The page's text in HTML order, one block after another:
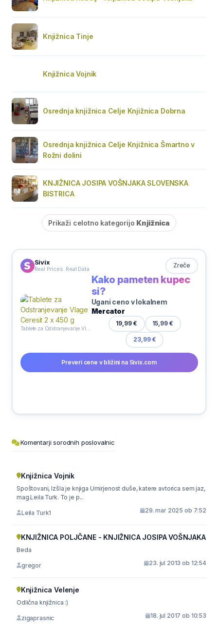
Knjižnica Tinje
Knjižnica Vojnik
Osrednja knjižnica Celje Knjižnica Dobrna
Osrednja knjižnica Celje Knjižnica Šmartno v
Rožni dolini
KNJIŽNICA JOSIPA VOŠNJAKA SLOVENSKA
BISTRICA
Prikaži celotno kategorijo Knjižnica
Sivix
Real Prices. Real Data Zreče
Kako pameten kupec
si?
Ugani ceno v lokalnem
Mercator
19,99 € 15,99 €
23,99 €
Preveri cene v bližini na Sivix.com
Komentarji sorodnih poslovalnic
Knjižnica Vojnik
Spoštovani, Izšla je knjiga Umirjenost duše, katere avtorica sem jaz,
mag.Leila Turk. To je p...
Leila Turk1 29. mar 2025 ob 7:52
KNJIŽNICA POLJČANE - KNJIŽNICA JOSIPA VOŠNJAKA
Beda
gregor 23. jul 2013 ob 12:54
Knjižnica Velenje
Odlična knjižnica :)
zigaprasnic 18. jul 2017 ob 10:53